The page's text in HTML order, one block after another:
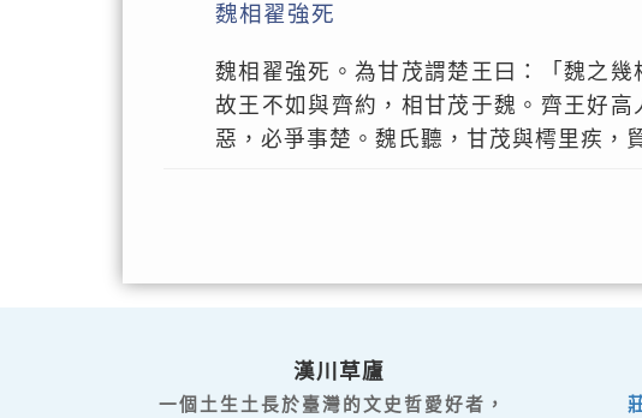
魏相翟強死
魏相翟強死。為甘茂謂楚王曰：「魏之
故王不如與齊約，相甘茂于魏。齊王好
惡，必爭事楚。魏氏聽，甘茂與樗里疾，
漢川草廬
一個土生土長於臺灣的文史哲愛好者，